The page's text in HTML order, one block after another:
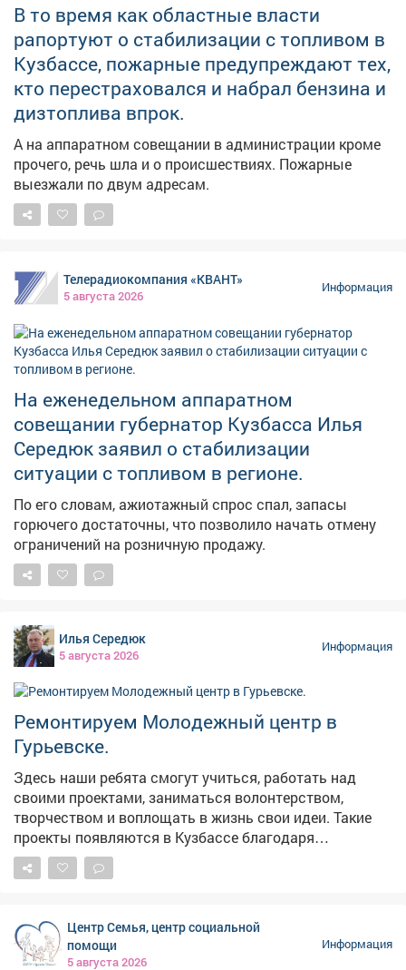
В то время как областные власти
рапортуют о стабилизации с топливом в
Кузбассе, пожарные предупреждают тех,
кто перестраховался и набрал бензина и
дизтоплива впрок.
А на аппаратном совещании в администрации кроме
прочего, речь шла и о происшествиях. Пожарные
выезжали по двум адресам.
Телерадиокомпания «КВАНТ»
5 августа 2026
Информация
На еженедельном аппаратном
совещании губернатор Кузбасса Илья
Середюк заявил о стабилизации
ситуации с топливом в регионе.
По его словам, ажиотажный спрос спал, запасы
горючего достаточны, что позволило начать отмену
ограничений на розничную продажу.
Илья Середюк
5 августа 2026
Информация
Ремонтируем Молодежный центр в
Гурьевске.
Здесь наши ребята смогут учиться, работать над
своими проектами, заниматься волонтерством,
творчеством и воплощать в жизнь свои идеи. Такие
проекты появляются в Кузбассе благодаря
федеральной поддержке - в том числе национальному
проекту «Молодежь и дети». Мы работаем над тем,
максимальные результаты в виде молодежных
центров, социальных учреждений, культурных и
образовательных площадок. Каждая новая точка
Центр Семья, центр социальной
помощи
5 августа 2026
Информация